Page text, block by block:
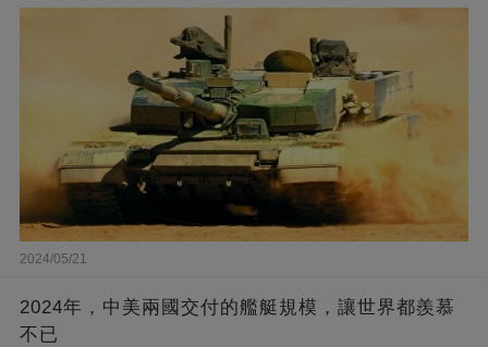
2024/05/21
2024年，中美兩國交付的艦艇規模，讓世界都羨慕
不已